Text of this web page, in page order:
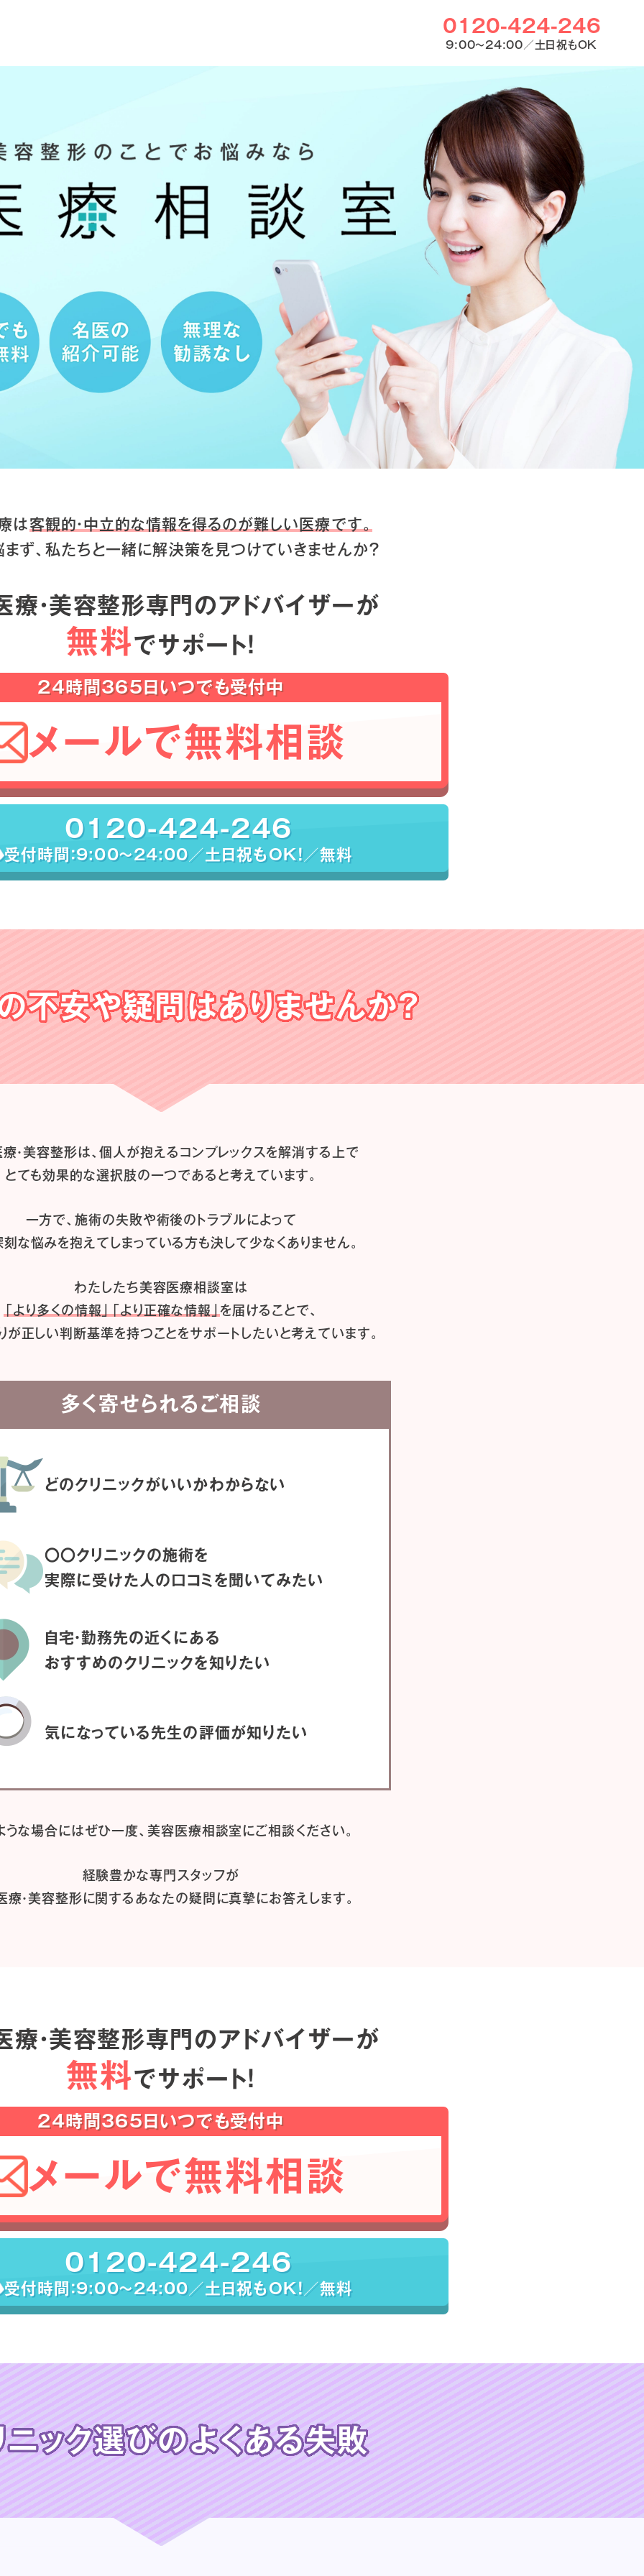
0120-424-246
9:00〜24:00／土日祝もOK
は客観的・中立的な情報を得るのが難しい医療です。
ず、私たちと一緒に解決策を見つけていきませんか？
療・美容整形専門のアドバイザーが
無料でサポート！
24時間365日いつでも受付中
メールで無料相談
0120-424-246
受付時間：9:00〜24:00／土日祝もOK！／無料
不安や疑問はありませんか？
・美容整形は、個人が抱えるコンプレックスを解消する上で
とても効果的な選択肢の一つであると考えています。
一方で、施術の失敗や術後のトラブルによって
な悩みを抱えてしまっている方も決して少なくありません。
わたしたち美容医療相談室は
「より多くの情報」「より正確な情報」を届けることで、
が正しい判断基準を持つことをサポートしたいと考えています。
多く寄せられるご相談
どのクリニックがいいかわからない
〇〇クリニックの施術を
実際に受けた人の口コミを聞いてみたい
自宅・勤務先の近くにある
おすすめのクリニックを知りたい
気になっている先生の評価が知りたい
うな場合にはぜひ一度、美容医療相談室にご相談ください。
経験豊かな専門スタッフが
療・美容整形に関するあなたの疑問に真摯にお答えします。
療・美容整形専門のアドバイザーが
無料でサポート！
24時間365日いつでも受付中
メールで無料相談
0120-424-246
受付時間：9:00〜24:00／土日祝もOK！／無料
ニック選びのよくある失敗